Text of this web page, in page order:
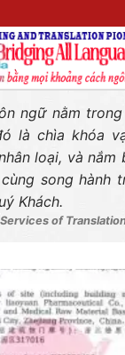
ngữ nằm
là chìa khóa
loại, và nắm
song hành
Khách.
of